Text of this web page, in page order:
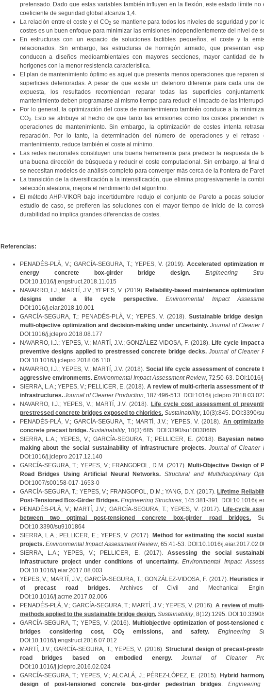
pretensado. Dado que estas variables también influyen en la flexión, este estado límite no
coeficiente de seguridad global alcanza 1,4.
La relación entre el coste y el CO2 se mantiene para todos los niveles de seguridad y por
costes es un buen enfoque para minimizar las emisiones independientemente del nivel de
En estructuras con un espacio de soluciones factibles pequeños, el coste y la
relacionados. Sin embargo, las estructuras de hormigón armado, que presentan
conducen a diseños medioambientales con mayores secciones, mayor cantidad de
horigones con la menor resistencia característica.
El plan de mantenimiento óptimo es aquel que presenta menos operaciones que reparen
superficies deterioradas. A pesar de que existe un deterioro diferente para cada una
expuesta, los resultados recomiendan reparar todas las superficies
mantenimiento deben programarse al mismo tiempo para reducir el impacto de las
Por lo general, la optimización del coste de mantenimiento también conduce a la
CO2. Esto se atribuye al hecho de que tanto las emisiones como los costes pretenden
operaciones de mantenimiento. Sin embargo, la optimización de costes intenta
reparación. Por lo tanto, la determinación del número de operaciones y el
mantenimiento, reduce también el coste al mínimo.
Las redes neuronales constituyen una buena herramienta para predecir la respuesta de
una buena dirección de búsqueda y reducir el coste computacional. Sin embargo, al final
se necesitan modelos de análisis completo para converger más cerca de la frontera de
La transición de la diversificación a la intensificación, que elimina progresivamente la
selección aleatoria, mejora el rendimiento del algoritmo.
El método AHP-VIKOR bajo incertidumbre redujo el conjunto de Pareto a pocas
estudio de caso, se prefieren las soluciones con el mayor tiempo de inicio de la
durabilidad no implica grandes diferencias de costes.
Referencias:
PENADÉS-PLÀ, V.; GARCÍA-SEGURA, T.; YEPES, V. (2019).Accelerated optimization
energy concrete box-girder bridge design.
Engineering
DOI:10.1016/j.engstruct.2018.11.015
NAVARRO, I.J.; MARTÍ, J.V.; YEPES, V. (2019).Reliability-based maintenance
designs under a life cycle perspective.
Environmental Impact
DOI:1016/j.eiar.2018.10.001
GARCÍA-SEGURA, T.; PENADÉS-PLÀ, V.; YEPES, V. (2018). Sustainable bridge
multi-objective optimization and decision-making under uncertainty. Journal of Cleaner
DOI:1016/j.jclepro.2018.08.177
NAVARRO, I.J.; YEPES, V.; MARTÍ, J.V.; GONZÁLEZ-VIDOSA, F. (2018). Life cycle impact
preventive designs applied to prestressed concrete bridge decks. Journal of Cleaner
DOI:10.1016/j.jclepro.2018.06.110
NAVARRO, I.J.; YEPES, V.; MARTÍ, J.V. (2018). Social life cycle assessment of concrete
aggressive environments. Environmental Impact Assessment Review, 72:50-63.
SIERRA, L.A.; YEPES, V.; PELLICER, E. (2018). A review of multi-criteria assessment of
infrastructures. Journal of Cleaner Production, 187:496-513. DOI:1016/
NAVARRO, I.J.; YEPES, V.; MARTÍ, J.V. (2018). Life cycle cost assessment of
prestressed concrete bridges exposed to chlorides. Sustainability, 10(3):845. DOI:3390/
PENADÉS-PLÀ, V.; GARCÍA-SEGURA, T.; MARTÍ, J.V.; YEPES, V. (2018). An
concrete precast bridge. Sustainability, 10(3):685. DOI:3390/su10030685
SIERRA, L.A.; YEPES, V.; GARCÍA-SEGURA, T.; PELLICER, E. (2018). Bayesian
making about the social sustainability of infrastructure projects. Journal of Cleaner
DOI:1016/j.jclepro.2017.12.140
GARCÍA-SEGURA, T.; YEPES, V.; FRANGOPOL, D.M. (2017).Multi-Objective Design of
Road Bridges Using Artificial Neural Networks. Structural and Multidisciplinary
DOI:1007/s00158-017-1653-0
GARCÍA-SEGURA, T.; YEPES, V.; FRANGOPOL, D.M.; YANG, D.Y. (2017).Lifetime
Post-Tensioned Box-Girder Bridges. Engineering Structures, 145:381-391. DOI:10.1016/
PENADÉS-PLÀ, V.; MARTÍ, J.V.; GARCÍA-SEGURA, T.; YEPES, V. (2017).Life-cycle
between two optimal post-tensioned concrete box-girder road bridges.
DOI:10.3390/su9101864
SIERRA, L.A.; PELLICER, E.; YEPES, V. (2017). Method for estimating the social
projects. Environmental Impact Assessment Review, 65:41-53. DOI:10.1016/
SIERRA, L.A.; YEPES, V.; PELLICER, E. (2017).Assessing the social
infrastructure project under conditions of uncertainty. Environmental Impact
DOI:10.1016/j.eiar.2017.08.003
YEPES, V.; MARTÍ, J.V.; GARCÍA-SEGURA, T.; GONZÁLEZ-VIDOSA, F. (2017).Heuristics
of precast road bridges. Archives of Civil and Mechanical
DOI:10.1016/j.acme.2017.02.006
PENADÉS-PLÀ, V.; GARCÍA-SEGURA, T.; MARTÍ, J.V.; YEPES, V. (2016). A review of
methods applied to the sustainable bridge design. Sustainability, 8(12):1295.
GARCÍA-SEGURA, T.; YEPES, V. (2016).Multiobjective optimization of post-tensioned
bridges considering cost, CO2emissions, and safety. Engineering
DOI:10.1016/j.engstruct.2016.07.012
MARTÍ, J.V.; GARCÍA-SEGURA, T.; YEPES, V. (2016).Structural design of precast-
road bridges based on embodied energy.Journal of Cleaner
DOI:10.1016/j.jclepro.2016.02.024
GARCÍA-SEGURA, T.; YEPES, V.; ALCALÁ, J.; PÉREZ-LÓPEZ, E. (2015). Hybrid
design of post-tensioned concrete box-girder pedestrian bridges.Engineering